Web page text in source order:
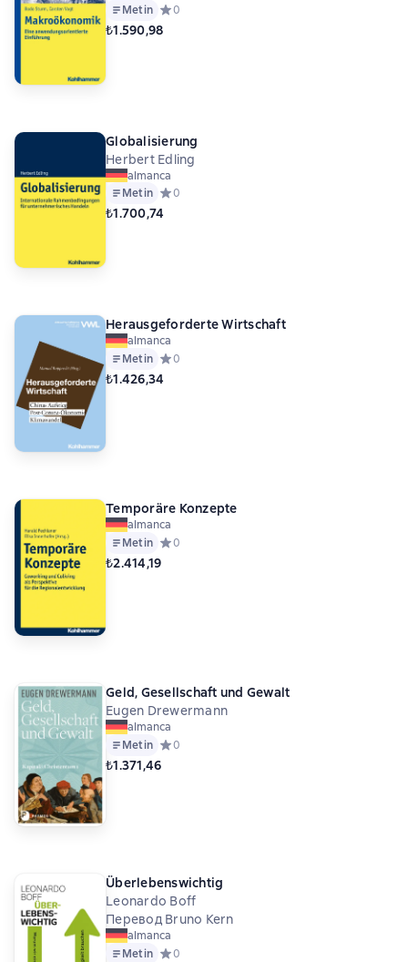
Metin Средний рейтинг 0 на основе 0 оценок
0
₺1.590,98
Globalisierung
Herbert Edling
almanca
Metin Средний рейтинг 0 на основе 0 оценок
0
₺1.700,74
Herausgeforderte Wirtschaft
almanca
Metin Средний рейтинг 0 на основе 0 оценок
0
₺1.426,34
Temporäre Konzepte
almanca
Metin Средний рейтинг 0 на основе 0 оценок
0
₺2.414,19
Geld, Gesellschaft und Gewalt
Eugen Drewermann
almanca
Metin Средний рейтинг 0 на основе 0 оценок
0
₺1.371,46
Überlebenswichtig
Leonardo Boff
Перевод Bruno Kern
almanca
Metin Средний рейтинг 0 на основе 0 оценок
0